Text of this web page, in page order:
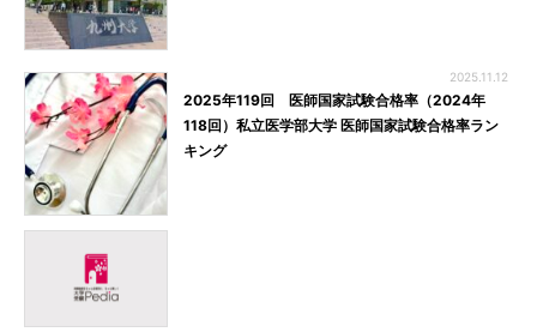
2025.11.12
2025年119回 医師国家試験合格率（2024年
118回）私立医学部大学 医師国家試験合格率ラン
キング